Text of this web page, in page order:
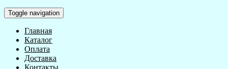
Toggle navigation
Главная
Каталог
Оплата
Доставка